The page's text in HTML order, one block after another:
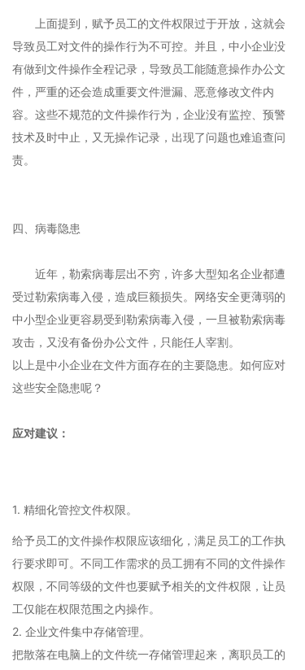
上面提到，赋予员工的文件权限过于开放，这就会
导致员工对文件的操作行为不可控。并且，中小企业没
有做到文件操作全程记录，导致员工能随意操作办公文
件，严重的还会造成重要文件泄漏、恶意修改文件内
容。这些不规范的文件操作行为，企业没有监控、预警
技术及时中止，又无操作记录，出现了问题也难追查问
责。
四、病毒隐患
近年，勒索病毒层出不穷，许多大型知名企业都遭
受过勒索病毒入侵，造成巨额损失。网络安全更薄弱的
中小型企业更容易受到勒索病毒入侵，一旦被勒索病毒
攻击，又没有备份办公文件，只能任人宰割。
以上是中小企业在文件方面存在的主要隐患。如何应对
这些安全隐患呢？
应对建议：
1. 精细化管控文件权限。
给予员工的文件操作权限应该细化，满足员工的工作执
行要求即可。不同工作需求的员工拥有不同的文件操作
权限，不同等级的文件也要赋予相关的文件权限，让员
工仅能在权限范围之内操作。
2. 企业文件集中存储管理。
把散落在电脑上的文件统一存储管理起来，离职员工的